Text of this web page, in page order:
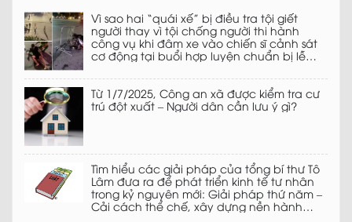
Vì sao hai “quái xế” bị điều tra tội giết
người thay vì tội chống người thi hành
công vụ khi đâm xe vào chiến sĩ cảnh sát
cơ động tại buổi hợp luyện chuẩn bị lễ
Từ 1/7/2025, Công an xã được kiểm tra cư
trú đột xuất – Người dân cần lưu ý gì?
Tìm hiểu các giải pháp của tổng bí thư Tô
Lâm đưa ra để phát triển kinh tế tư nhân
trong kỷ nguyên mới: Giải pháp thứ năm –
Cải cách thể chế, xây dựng nền hành